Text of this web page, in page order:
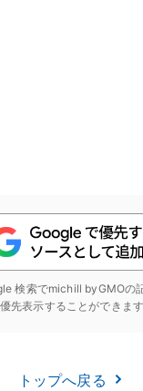
検索でmichill byGMOの
優先表示することができます
トップへ戻る